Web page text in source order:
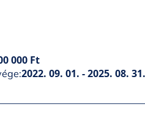
000 Ft
2022. 09. 01. - 2025. 08. 31.